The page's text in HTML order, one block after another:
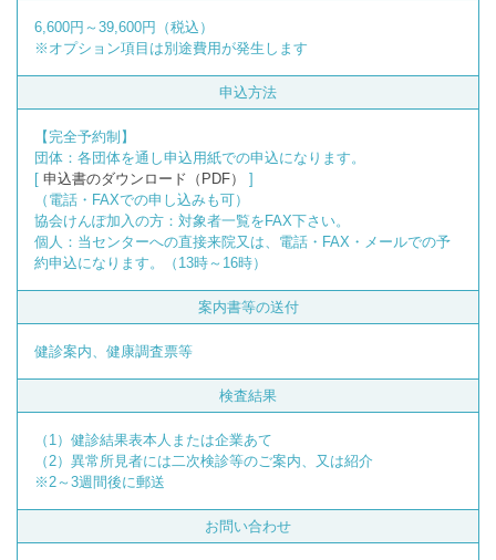
6,600円～39,600円（税込）
※オプション項目は別途費用が発生します
申込方法
【完全予約制】
団体：各団体を通し申込用紙での申込になります。
[ 申込書のダウンロード（PDF）
]
（電話・FAXでの申し込みも可）
協会けんぽ加入の方：対象者一覧をFAX下さい。
個人：当センターへの直接来院又は、電話・FAX・メールでの予
約申込になります。（13時～16時）
案内書等の送付
健診案内、健康調査票等
検査結果
（1）健診結果表本人または企業あて
（2）異常所見者には二次検診等のご案内、又は紹介
※2～3週間後に郵送
お問い合わせ